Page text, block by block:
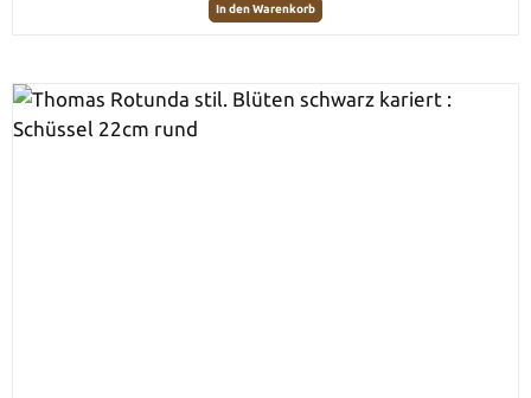
In den Warenkorb